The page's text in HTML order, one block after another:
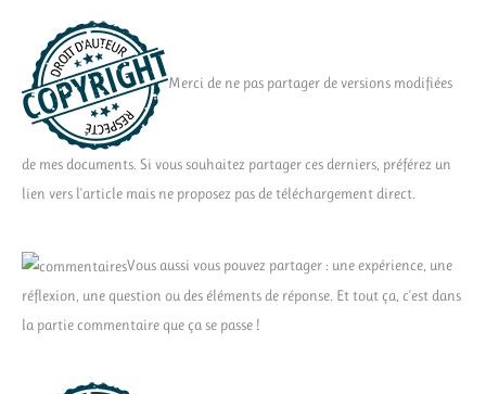
Merci de ne pas partager de versions modifiées
de mes documents. Si vous souhaitez partager ces derniers, préférez un
lien vers l'article mais ne proposez pas de téléchargement direct.
Vous aussi vous pouvez partager : une expérience, une
réflexion, une question ou des éléments de réponse. Et tout ça, c'est dans
la partie commentaire que ça se passe !